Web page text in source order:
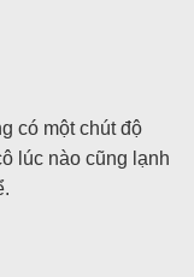
có một chút độ
lúc nào cũng lạnh